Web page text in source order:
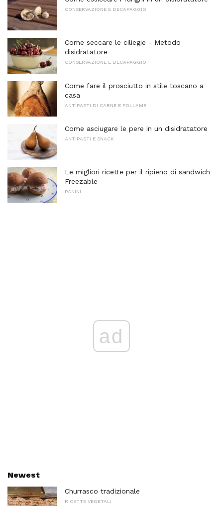
CONSERVAZIONE E DECAPAGGIO
Come seccare le ciliegie - Metodo
disidratatore
CONSERVAZIONE E DECAPAGGIO
Come fare il prosciutto in stile toscano a
casa
ANTIPASTI DI CARNE E POLLAME
Come asciugare le pere in un disidratatore
ANTIPASTI E SNACK
Le migliori ricette per il ripieno di sandwich
Freezable
PANINI
ad
Newest
Churrasco tradizionale
RICETTE VEGETALI